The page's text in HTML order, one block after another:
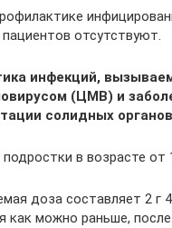
пациентов отсутствуют.
инфекций,
(ЦМВ) и
солидных органов
в возрасте от
доза составляет 2 г
как можно раньше,